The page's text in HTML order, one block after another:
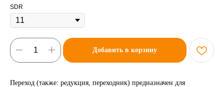
SDR
Добавить в корзину
Переход (также: редукция, переходник) предназначен для